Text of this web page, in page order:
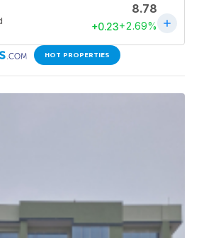
HOT PROPERTIES